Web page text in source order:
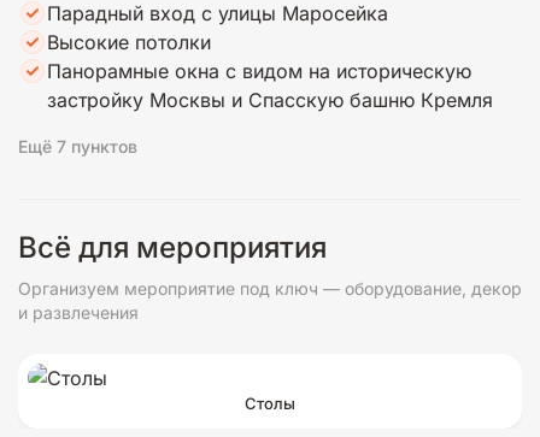
Парадный вход с улицы Маросейка
Высокие потолки
Панорамные окна с видом на историческую
застройку Москвы и Спасскую башню Кремля
Ещё 7 пунктов
Всё для мероприятия
Организуем мероприятие под ключ — оборудование, декор
и развлечения
Столы